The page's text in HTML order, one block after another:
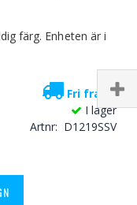
färg. Enheten är i
Fri frakt!
I lager
Artnr
D1219SSV